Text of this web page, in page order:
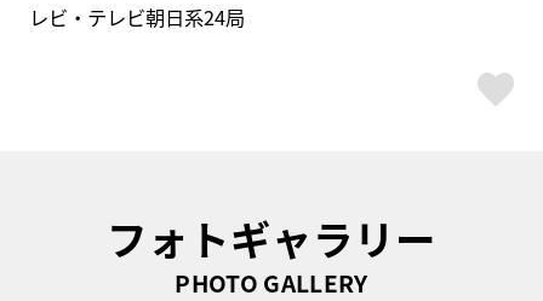
レビ・テレビ朝日系24局
フォトギャラリー
PHOTO GALLERY